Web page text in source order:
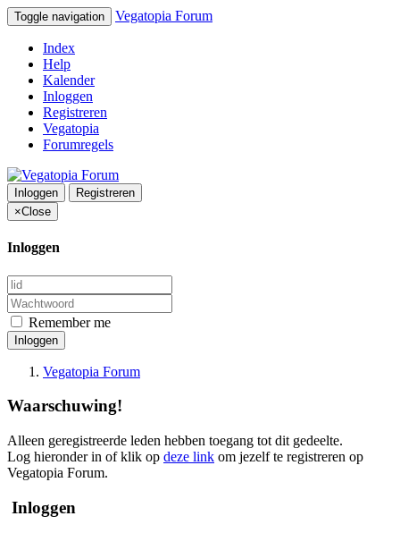
Toggle navigation Vegatopia Forum
Index
Help
Kalender
Inloggen
Registreren
Vegatopia
Forumregels
Inloggen
Registreren
×Close
Inloggen
Remember me
Inloggen
Vegatopia Forum
Waarschuwing!
Alleen geregistreerde leden hebben toegang tot dit gedeelte.
Log hieronder in of klik op deze link om jezelf te registreren op
Vegatopia Forum.
Inloggen